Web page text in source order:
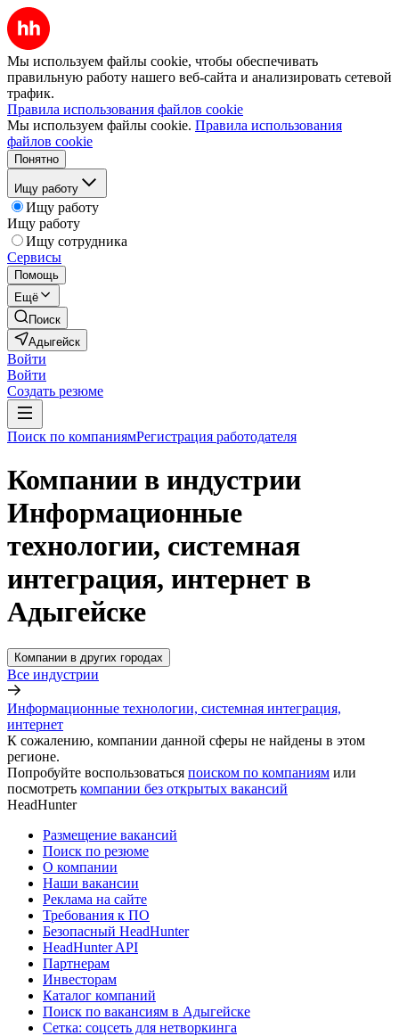
Мы используем файлы cookie, чтобы обеспечивать
правильную работу нашего веб-сайта и анализировать сетевой
трафик.
Правила использования файлов cookie
Мы используем файлы cookie. Правила использования
файлов cookie
Понятно
Ищу работу
Ищу работу
Ищу работу
Ищу сотрудника
Сервисы
Помощь
Ещё
Поиск
Адыгейск
Войти
Войти
Создать резюме
Поиск по компаниямРегистрация работодателя
Компании в индустрии
Информационные
технологии, системная
интеграция, интернет в
Адыгейске
Компании в других городах
Все индустрии
Информационные технологии, системная интеграция,
интернет
К сожалению, компании данной сферы не найдены в этом
регионе.
Попробуйте воспользоваться поиском по компаниям или
посмотреть компании без открытых вакансий
HeadHunter
Размещение вакансий
Поиск по резюме
О компании
Наши вакансии
Реклама на сайте
Требования к ПО
Безопасный HeadHunter
HeadHunter API
Партнерам
Инвесторам
Каталог компаний
Поиск по вакансиям в Адыгейске
Сетка: соцсеть для нетворкинга